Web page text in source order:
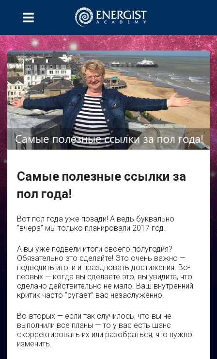
Самые полезные ссылки за
пол года!
Вот пол года уже позади! А ведь буквально
“вчера” мы только планировали 2017 год.
А вы уже подвели итоги своего полугодия?
Обязательно это сделайте! Это очень важно —
подводить итоги и праздновать достижения. Во-
первых — когда вы сделаете это, вы увидите, что
сделано действительно не мало. Ваш внутренний
критик часто “ругает” вас незаслуженно.
Во-вторых — если так случилось, что вы не
выполнили все планы — то у вас есть шанс
скорректировать их или разобраться, что нужно
изменить.